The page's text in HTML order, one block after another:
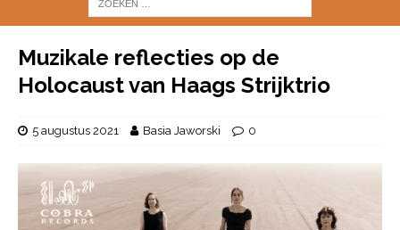
Muzikale reflecties op de
Holocaust van Haags Strijktrio
5 augustus 2021 Basia Jaworski 0